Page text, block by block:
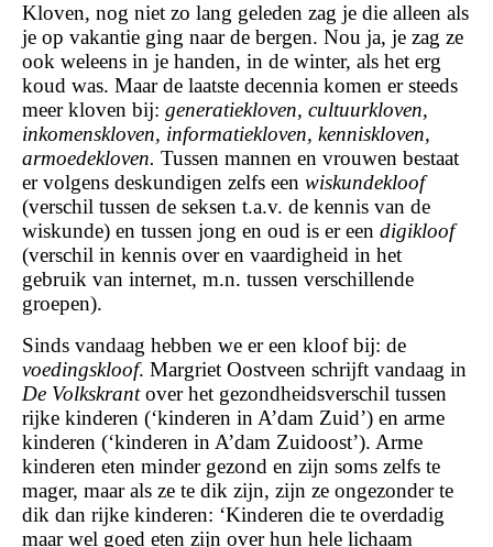
Kloven, nog niet zo lang geleden zag je die alleen als
je op vakantie ging naar de bergen. Nou ja, je zag ze
ook weleens in je handen, in de winter, als het erg
koud was. Maar de laatste decennia komen er steeds
meer kloven bij: generatiekloven, cultuurkloven,
inkomenskloven, informatiekloven, kenniskloven,
armoedekloven. Tussen mannen en vrouwen bestaat
er volgens deskundigen zelfs een wiskundekloof
(verschil tussen de seksen t.a.v. de kennis van de
wiskunde) en tussen jong en oud is er een digikloof
(verschil in kennis over en vaardigheid in het
gebruik van internet, m.n. tussen verschillende
groepen).
Sinds vandaag hebben we er een kloof bij: de
voedingskloof. Margriet Oostveen schrijft vandaag in
De Volkskrantover het gezondheidsverschil tussen
rijke kinderen (‘kinderen in A’dam Zuid’) en arme
kinderen (‘kinderen in A’dam Zuidoost’). Arme
kinderen eten minder gezond en zijn soms zelfs te
mager, maar als ze te dik zijn, zijn ze ongezonder te
dik dan rijke kinderen: ‘Kinderen die te overdadig
maar wel goed eten zijn over hun hele lichaam